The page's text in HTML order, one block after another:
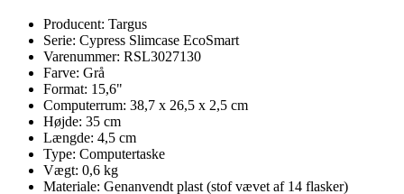
Producent: Targus
Serie: Cypress Slimcase EcoSmart
Varenummer: RSL3027130
Farve: Grå
Format: 15,6"
Computerrum: 38,7 x 26,5 x 2,5 cm
Højde: 35 cm
Længde: 4,5 cm
Type: Computertaske
Vægt: 0,6 kg
Materiale: Genanvendt plast (stof vævet af 14 flasker)